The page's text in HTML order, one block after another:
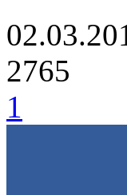
2765
1